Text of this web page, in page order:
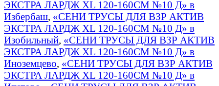
ЭКСТРА ЛАРДЖ XL 120-160СМ №10 Д» в
Избербаш, «СЕНИ ТРУСЫ ДЛЯ ВЗР АКТИВ
ЭКСТРА ЛАРДЖ XL 120-160СМ №10 Д» в
Изобильный, «СЕНИ ТРУСЫ ДЛЯ ВЗР АКТИВ
ЭКСТРА ЛАРДЖ XL 120-160СМ №10 Д» в
Иноземцево, «СЕНИ ТРУСЫ ДЛЯ ВЗР АКТИВ
ЭКСТРА ЛАРДЖ XL 120-160СМ №10 Д» в